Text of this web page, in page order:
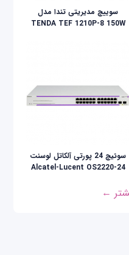
سوییچ مدیریتی تندا مدل
TENDA TEF 1210P-8 150W
سوئیچ 24 پورتی آلکاتل لوسنت
Alcatel-Lucent OS2220-24
←